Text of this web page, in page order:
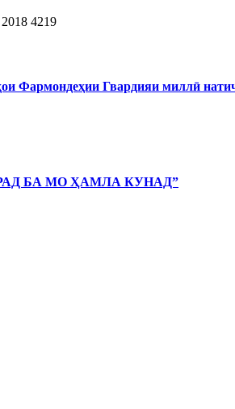
4219
Фармондеҳии Гвардияи миллӣ
БА МО ҲАМЛА КУНАД”